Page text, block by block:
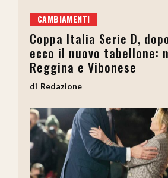
CAMBIAMENTI
Coppa Italia Serie D,
ecco il nuovo tabellone:
Reggina e Vibonese
Redazione